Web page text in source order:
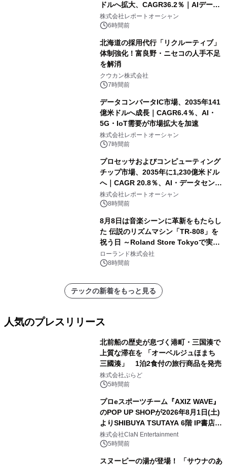
ドルへ拡大、CAGR36.2％｜AIデータ
センター・高速光通信需要が成長を加
速
株式会社レポートオーシャン
6時間前
北海道の採用代行「リクルーティブ」
体制強化！富良野・ニセコの人手不足
を解消
クウカン株式会社
7時間前
データコンバータIC市場、2035年141
億米ドルへ成長｜CAGR6.4％、AI・
5G・IoT需要が市場拡大を加速
株式会社レポートオーシャン
7時間前
プロセッサおよびコンピューティング
チップ市場、2035年に1,230億米ドル
へ｜CAGR 20.8％、AI・データセンタ
ー需要が成長を牽引
株式会社レポートオーシャン
8時間前
8月8日は音楽シーンに革新をもたらし
た 伝説のリズムマシン「TR-808」を
祝う日 ～Roland Store Tokyoで実機
を展示しての 記念キャンペーンを開
催 英国ラジオ「NTS」の 特別プログ
アーティストを フィーチャーしたアニ
メーションを公開～
ローランド株式会社
8時間前
テックの新着をもっと見る
人気のプレスリリース
北前船の歴史が息づく港町・三国湊で
上質な滞在を 「オーベルジュほまち
三國湊」 1泊2食付の旅行商品を発売
株式会社ぷらど
5時間前
プロeスポーツチーム『AXIZ WAVE』
のPOP UP SHOPが2026年8月1日(土)
よりSHIBUYA TSUTAYA 6階 IP書店で
開催決定！！
株式会社ClaN Entertainment
5時間前
スヌーピーの湯が登場！ 「サウナのあ